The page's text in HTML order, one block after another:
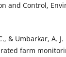
and Control,
& Umbarkar, A.
farm